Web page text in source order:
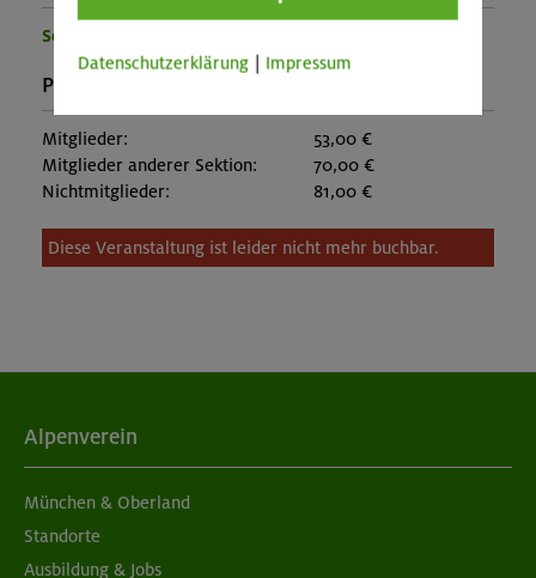
Sektion München
Preise:
Mitglieder:
53,00 €
Mitglieder anderer Sektion:
70,00 €
Nichtmitglieder:
81,00 €
Diese Veranstaltung ist leider nicht mehr buchbar.
Alpenverein
München & Oberland
Standorte
Ausbildung & Jobs
Datenschutzerklärung Impressum